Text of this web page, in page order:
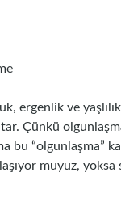
ergenlik ve
Çünkü
“olgunlaşma”
muyuz, yoksa